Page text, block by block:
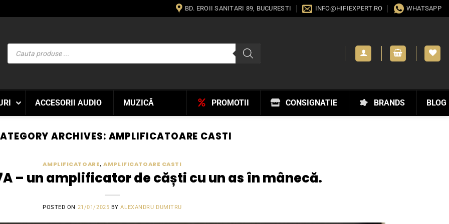
BD. EROII SANITARI 89, BUCURESTI INFO@HIFIEXPERT.RO WHATSAPP
Products
search
ACCESORII AUDIO MUZICĂ BLOG
BRANDS
CONSIGNATIE
PROMOTII
ARCHIVES: AMPLIFICATOARE CASTI
AMPLIFICATOARE,AMPLIFICATOARE CASTI
– un amplificator de căști cu un as în mânecă.
POSTED ON 21/01/2025 BYALEXANDRU DUMITRU